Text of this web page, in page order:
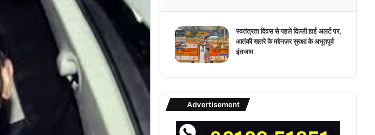
स्वतंत्रता दिवस से पहले दिल्ली हाई अलर्ट पर,
आतंकी खतरे के मद्देनज़र सुरक्षा के अभूतपूर्व
इंतजाम
Advertisement